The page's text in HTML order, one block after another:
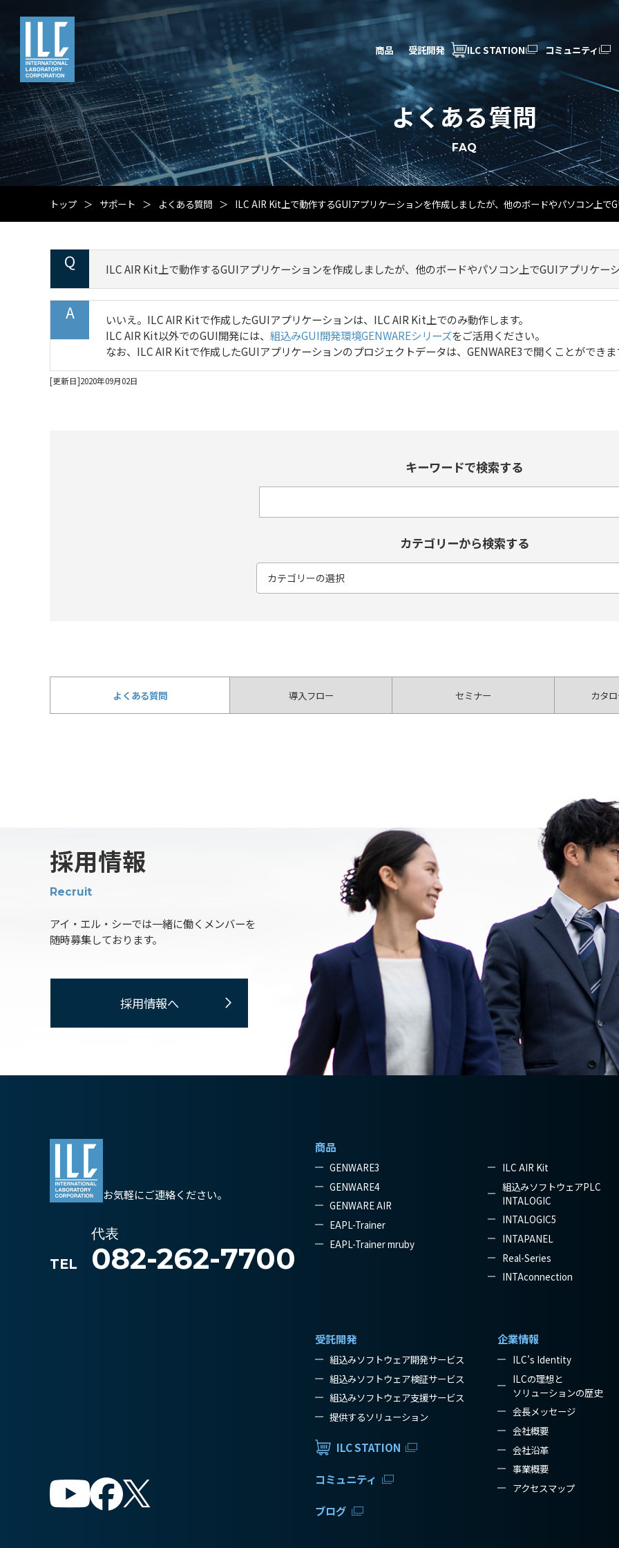
商品 受託開発 ILC STATION コミュニティ
よくある質問
FAQ
トップ サポート よくある質問 ILC AIR Kit上で動作するGUIアプリケーションを作成しましたが、他のボードやパソコン上で
ILC AIR Kit上で動作するGUIアプリケーションを作成しましたが、他のボードやパソコン上でGUIアプリケー
いいえ。ILC AIR Kitで作成したGUIアプリケーションは、ILC AIR Kit上でのみ動作します。
ILC AIR Kit以外でのGUI開発には、 組込みGUI開発環境GENWAREシリーズをご活用ください。
なお、ILC AIR Kitで作成したGUIアプリケーションのプロジェクトデータは、GENWARE3で開くことができま
[更新日]2020年09月02日
キーワードで検索する
カテゴリーから検索する
よくある質問 導入フロー セミナー カタ
採用情報
Recruit
アイ・エル・シーでは一緒に働くメンバーを
随時募集しております。
採用情報へ
お気軽にご連絡ください。
代表
TEL
082-262-7700
商品
GENWARE3
GENWARE4
GENWARE AIR
EAPL-Trainer
EAPL-Trainer mruby
ILC AIR Kit
組込みソフトウェアPLC
INTALOGIC
INTALOGIC5
INTAPANEL
Real-Series
INTAconnection
受託開発
組込みソフトウェア開発サービス
組込みソフトウェア検証サービス
組込みソフトウェア支援サービス
提供するソリューション
ILC STATION
コミュニティ
ブログ
企業情報
ILC’s Identity
ILCの理想と
ソリューションの歴史
会長メッセージ
会社概要
会社沿革
事業概要
アクセスマップ